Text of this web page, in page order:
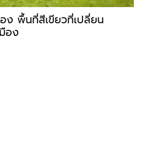
ง พื้นที่สีเขียวที่เปลี่ยน
อง